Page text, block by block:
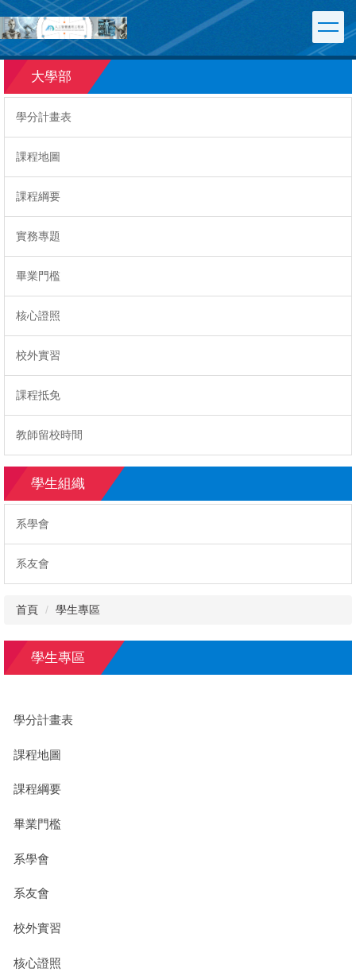
跳
到
主
要
容
區
大學部
學分計畫表
課程地圖
課程綱要
實務專題
畢業門檻
核心證照
校外實習
課程抵免
教師留校時間
學生組織
系學會
系友會
首頁 學生專區
學生專區
學分計畫表
課程地圖
課程綱要
畢業門檻
系學會
系友會
校外實習
核心證照